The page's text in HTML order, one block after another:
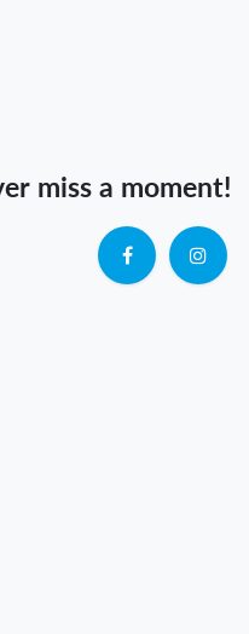
miss a moment!